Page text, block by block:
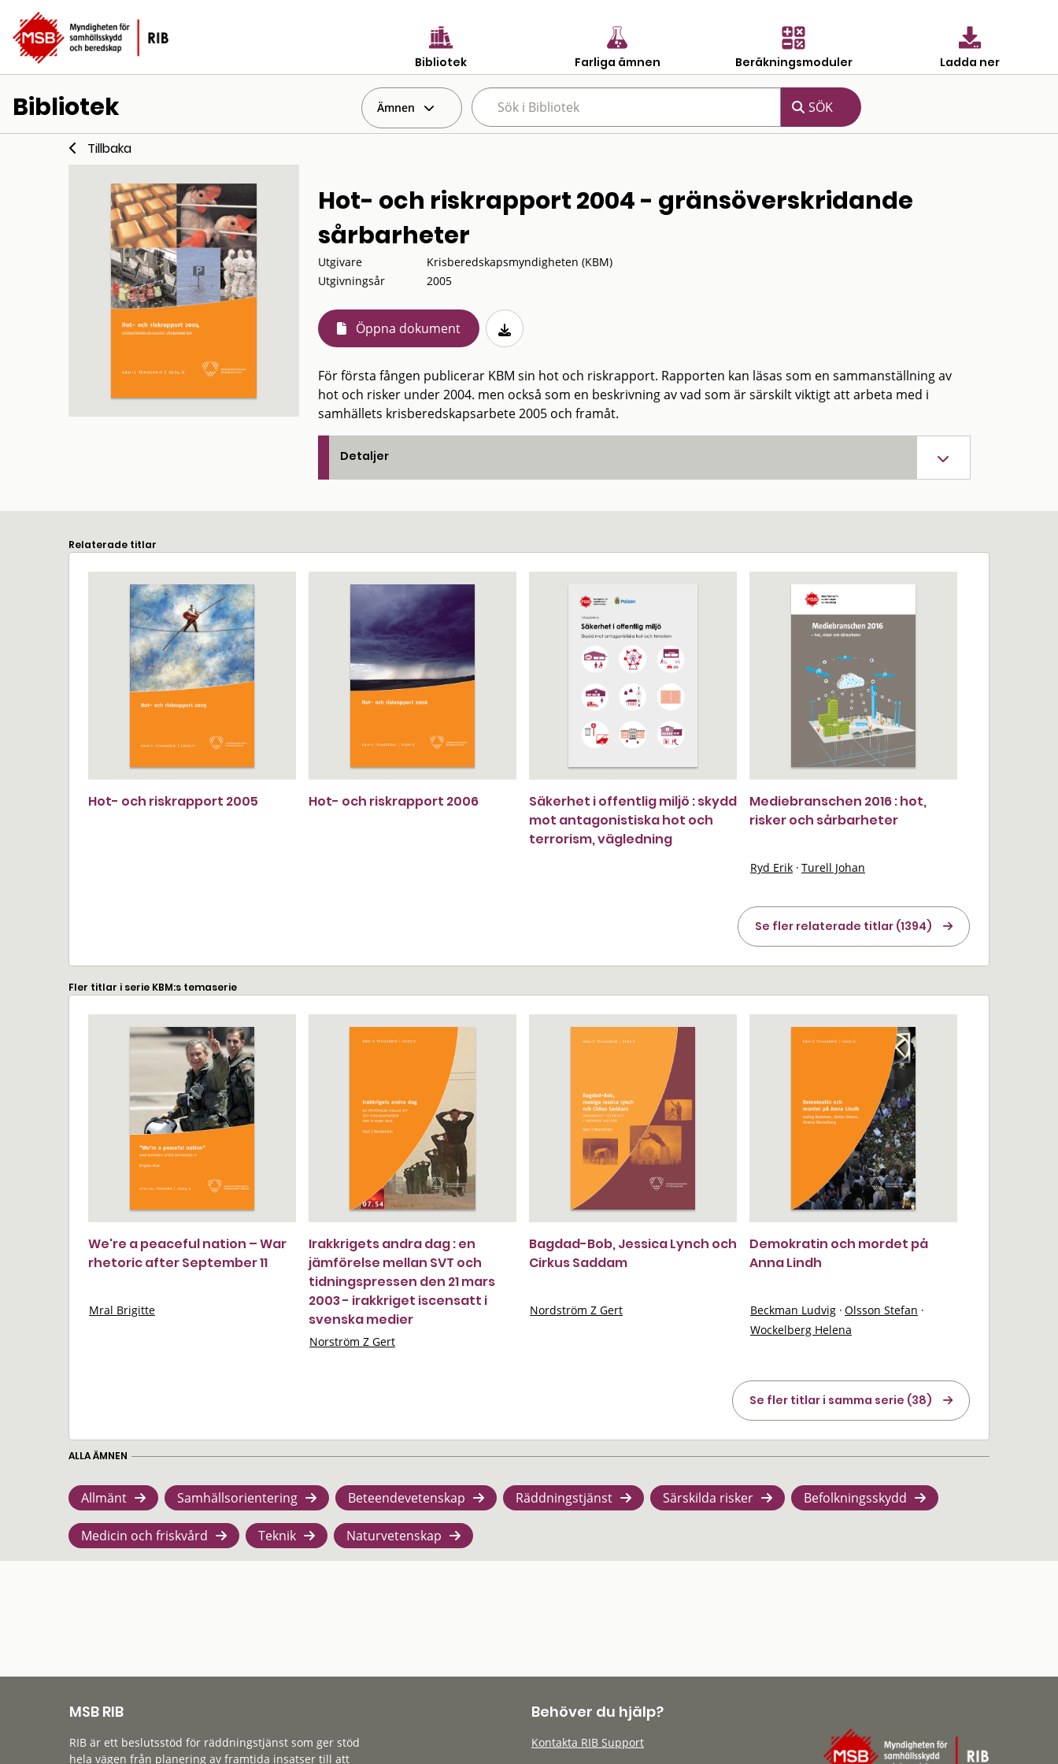
Bibliotek Farliga ämnen Beräkningsmoduler Ladda ner
Bibliotek Ämnen
Tillbaka
Hot- och riskrapport 2004 - gränsöverskridande
sårbarheter
Utgivare
Krisberedskapsmyndigheten (KBM)
Utgivningsår
2005
Öppna dokument
För första fången publicerar KBM sin hot och riskrapport. Rapporten kan läsas som en sammanställning av
hot och risker under 2004. men också som en beskrivning av vad som är särskilt viktigt att arbeta med i
samhällets krisberedskapsarbete 2005 och framåt.
Detaljer
Relaterade titlar
Hot- och riskrapport 2005 Hot- och riskrapport 2006
Säkerhet i offentlig miljö : skydd
mot antagonistiska hot och
terrorism, vägledning
Mediebranschen 2016 : hot,
risker och sårbarheter
Ryd Erik · Turell Johan
Se fler relaterade titlar (1394)
Fler titlar i serie KBM:s temaserie
We're a peaceful nation – War
rhetoric after September 11
Mral Brigitte
Irakkrigets andra dag : en
jämförelse mellan SVT och
tidningspressen den 21 mars
2003 - irakkriget iscensatt i
svenska medier
Norström Z Gert
Bagdad-Bob, Jessica Lynch och
Cirkus Saddam
Nordström Z Gert
Demokratin och mordet på
Anna Lindh
Beckman Ludvig · Olsson Stefan ·
Wockelberg Helena
Se fler titlar i samma serie (38)
ALLA ÄMNEN
Allmänt Samhällsorientering Beteendevetenskap Räddningstjänst Särskilda risker Befolkningsskydd
Medicin och friskvård Teknik Naturvetenskap
MSB RIB
RIB är ett beslutsstöd för räddningstjänst som ger stöd
hela vägen från planering av framtida insatser till att
Behöver du hjälp?
Kontakta RIB Support